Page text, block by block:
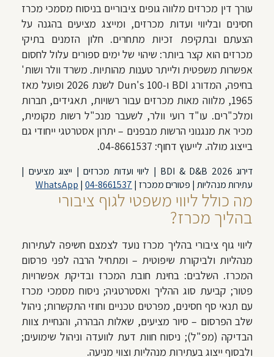
עורך דין מכרזים מלווה גופים ציבוריים בניסוח מסמכי מכרז
חסינים ובליווי ועדות מכרזים, ומייצג מציעים בהגנה על
הצעתם ובתקיפת זכיות מתחרים. חלון הזמנים בתיקי
מכרזים הוא קצר ביותר: שיהוי של ימים ספורים עלול לחסום
אפשרות משפטית ולייתר טענות מהותיות. משרד וולר ושות'
בחיפה, המדורג BDI ו-Dun's 100 לשנת 2026 ופועל מאז
1965, מלווה מאות מכרזים עבור רשויות, תאגידים, חברות
ומלכ"רים. עו"ד רועי וולר, לשעבר מנכ"ל רשות מקומית,
מכיר את מנגנוני הרשות מבפנים – יתרון אסטרטגי ייחודי גם
בייצוג מולה. לייעוץ דחוף: 04-8661537.
דירוג BDI & D&B 2026 | ליווי ועדות מכרזים | ייצוג מציעים |
עתירות מנהליות | פטורים ממכרז | 04-8661537
|
WhatsApp
מה כולל ליווי משפטי לגוף ציבורי
בהליך מכרז?
ליווי גוף ציבורי בהליך מכרז נועד לצמצם חשיפה לעתירות
מנהליות ולביקורת שיפוטית – ומתחיל הרבה לפני פרסום
המכרז. השלבים: בחינת חובת המכרז ובדיקת אפשרויות
פטור; קביעת סוג ההליך ואסטרטגיה; ניסוח מסמכי מכרז
עם תנאי סף חסינים, מפרטים טכניים וחוזי התקשרות; ניהול
שלב הפרסום – סיור מציעים, שאלות הבהרה, והנחיית צוות
הבדיקה (מפ"ל); ניסוח חוות דעת לוועדה וניהול שימועים;
ולבסוף ייצוג בעתירות מנהליות וצווי מניעה.